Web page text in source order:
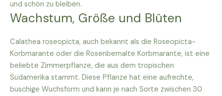
und schön zu bleiben.
Wachstum, Größe und Blüten
Calathea roseopicta, auch bekannt als die Roseopicta-
Korbmarante oder die Rosenbemalte Korbmarante, ist eine
beliebte Zimmerpflanze, die aus dem tropischen
Südamerika stammt. Diese Pflanze hat eine aufrechte,
buschige Wuchsform und kann je nach Sorte zwischen 30